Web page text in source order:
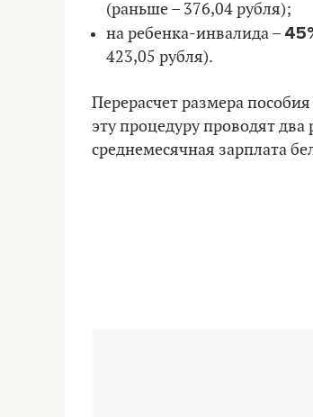
(раньше – 376,04 рубля);
на ребенка-инвалида –
423,05 рубля).
Перерасчет размера
эту процедуру проводят два
среднемесячная зарплата